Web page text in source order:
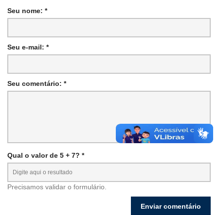
Seu nome: *
Seu e-mail: *
Seu comentário: *
Qual o valor de 5 + 7? *
Precisamos validar o formulário.